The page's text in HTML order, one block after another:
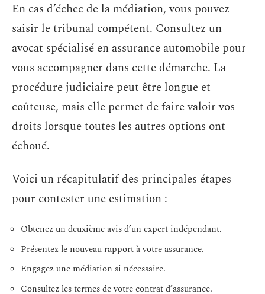
En cas d’échec de la médiation, vous pouvez
saisir le tribunal compétent. Consultez un
avocat spécialisé en assurance automobile pour
vous accompagner dans cette démarche. La
procédure judiciaire peut être longue et
coûteuse, mais elle permet de faire valoir vos
droits lorsque toutes les autres options ont
échoué.
Voici un récapitulatif des principales étapes
pour contester une estimation :
Obtenez un deuxième avis d’un expert indépendant.
Présentez le nouveau rapport à votre assurance.
Engagez une médiation si nécessaire.
Consultez les termes de votre contrat d’assurance.